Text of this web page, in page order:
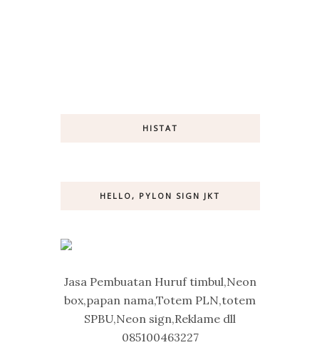
HISTAT
HELLO, PYLON SIGN JKT
Jasa Pembuatan Huruf timbul,Neon
box,papan nama,Totem PLN,totem
SPBU,Neon sign,Reklame dll
085100463227